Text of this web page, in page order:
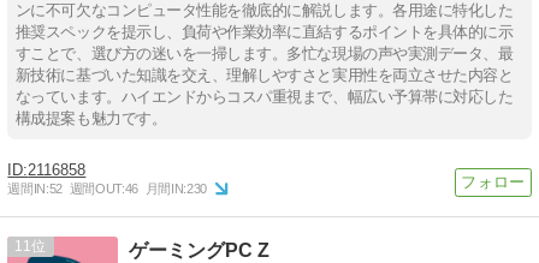
ンに不可欠なコンピュータ性能を徹底的に解説します。各用途に特化した
推奨スペックを提示し、負荷や作業効率に直結するポイントを具体的に示
すことで、選び方の迷いを一掃します。多忙な現場の声や実測データ、最
新技術に基づいた知識を交え、理解しやすさと実用性を両立させた内容と
なっています。ハイエンドからコスパ重視まで、幅広い予算帯に対応した
構成提案も魅力です。
2116858
週間IN:52 週間OUT:46 月間IN:230
11 ゲーミングPC Z